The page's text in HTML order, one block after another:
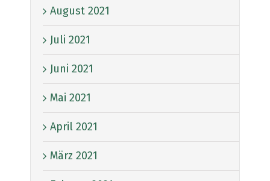
August 2021
Juli 2021
Juni 2021
Mai 2021
April 2021
März 2021